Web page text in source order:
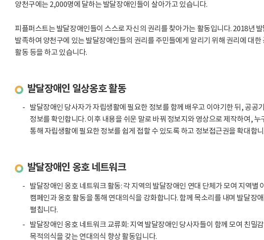
양천구에는 2,000명에 달하는 발달장애인들이 살아가고 있습니다.
피플퍼스트는 발달장애인들이 스스로 자신의 권리를 찾아가는 활동입니다. 2018년
발족하여 양천구에 있는 발달장애인들의 권리를 주민들에게 알리기 위해 권리에 대
활동 등을 하고 있습니다.
발달장애인 일상옹호 활동
발달장애인 당사자가 자립생활에 필요한 정보를 함께 배우고 이야기한 뒤, 공공
정보를 확인합니다. 이후 내용을 쉬운 말로 바꿔 정보지와 영상으로 제작하여,
통해 자립생활에 필요한 정보를 쉽게 접할 수 있도록 하고 정보접근권을 확대합
발달장애인 옹호 네트워크
발달장애인 옹호 네트워크 활동: 각 지역의 발달장애인 연대 단체가 모여 지역별
캠페인과 옹호 활동을 통해 연대의식을 강화합니다. 함께 목소리를 내며 발달장
펼칩니다.
발달장애인 옹호 네트워크 교류회: 지역 발달장애인 당사자들이 함께 모여 친밀
목적의식을 갖는 연대의식 향상 활동입니다.